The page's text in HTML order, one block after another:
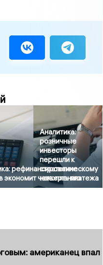
рефинансирование
экономит четверть платежа
Аналитика:
розничные
инвесторы
перешли к
стратегическому
накоплению
американец впал